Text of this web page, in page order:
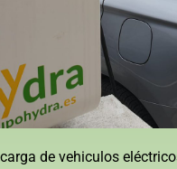
de vehiculos